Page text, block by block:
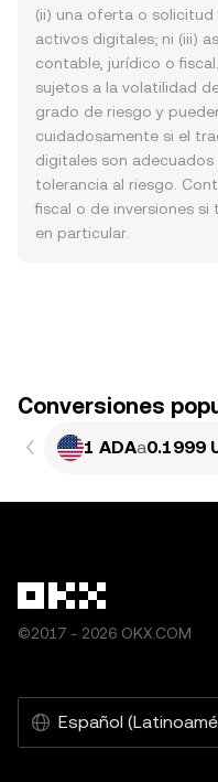
(ii) una oferta o
activos digitales; ni (iii)
contable, jurídico o
sujetos a la volatilidad
grado de riesgo y
cuidadosamente si el
digitales son
tolerancia al riesgo.
fiscal o de inversiones
en particular.
Conversiones
1 ADAa0.1999
©2017 - 2026 OKX.COM
Español